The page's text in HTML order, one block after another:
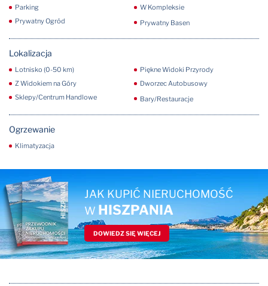
Parking
W Kompleksie
Prywatny Ogród
Prywatny Basen
Lokalizacja
Lotnisko (0-50 km)
Piękne Widoki Przyrody
Z Widokiem na Góry
Dworzec Autobusowy
Sklepy/Centrum Handlowe
Bary/Restauracje
Ogrzewanie
Klimatyzacja
JAK KUPIĆ NIERUCHOMOŚĆ
W HISZPANIA
DOWIEDZ SIĘ WIĘCEJ